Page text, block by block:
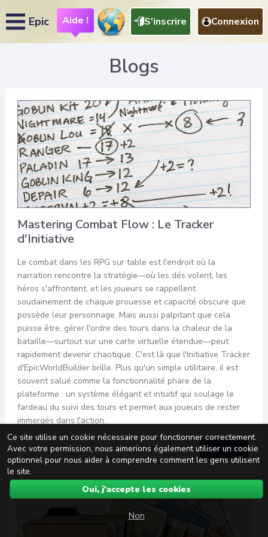
Epic Aide ! S'inscrire Connexion
Blogs
Mastering Combat Flow : Le Tracker
d'Initiative
Le combat dans les RPG sur table est l'endroit où la
narration rencontre la stratégie—où les dés volent, les
héros s'affrontent, et les joueurs se rappellent
soudainement de chaque prouesse et capacité obscure que
possède leur personnage. Mais aussi palpitant que cela
puisse être, gérer l'ordre des tours dans la chaleur de la
bataille—surtout sur une carte virtuelle étendue—peut
rapidement devenir chaotique. C'est là que l'Initiative Tracker
d'EpicWorldBuilder brille. Plus qu'un simple utilitaire, il est
souvent salué comme la fonctionnalité phare de la
plateforme : un système élégant et intuitif qui soulage le
fardeau du suivi des tours et permet aux joueurs de rester
immergés dans l'action.
Read More
Ce site utilise un cookie nécessaire pour fonctionner correctement.
Avec votre permission, nous aimerions également utiliser un cookie
optionnel pour nous aider à comprendre comment les gens utilisent
le site.
Oui, j'accepte les cookies
Non